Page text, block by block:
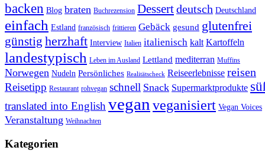
backen Blog braten Buchrezension Dessertdeutsch Deutschland
einfach Estland französisch frittieren Gebäck gesund glutenfrei
günstig herzhaft Interview Italien italienisch kalt Kartoffeln
landestypisch Leben im Ausland Lettland mediterran Muffins
Norwegen Nudeln Persönliches Realitätscheck Reiseerlebnisse reisen
Reisetipp Restaurant rohvegan schnell Snack Supermarktprodukte
translated into English vegan veganisiert Vegan Voices
Veranstaltung Weihnachten
Kategorien